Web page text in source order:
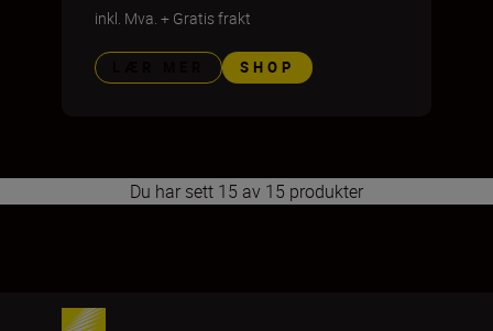
inkl. Mva. + Gratis frakt
SHOP
Du har sett 15 av 15 produkter